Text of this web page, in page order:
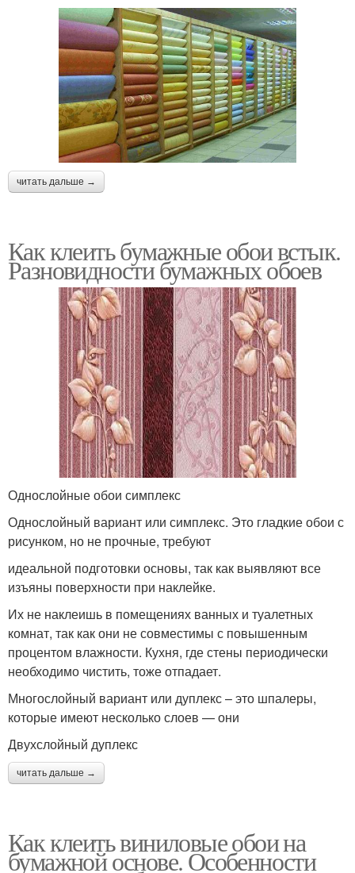
читать дальше →
Как клеить бумажные обои встык.
Разновидности бумажных обоев
Однослойные обои симплекс
Однослойный вариант или симплекс. Это гладкие обои с
рисунком, но не прочные, требуют
идеальной подготовки основы, так как выявляют все
изъяны поверхности при наклейке.
Их не наклеишь в помещениях ванных и туалетных
комнат, так как они не совместимы с повышенным
процентом влажности. Кухня, где стены периодически
необходимо чистить, тоже отпадает.
Многослойный вариант или дуплекс – это шпалеры,
которые имеют несколько слоев — они
Двухслойный дуплекс
читать дальше →
Как клеить виниловые обои на
бумажной основе. Особенности